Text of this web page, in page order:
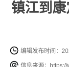
镇江到
编辑发布时间：
信息来源：